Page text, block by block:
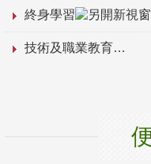
終身學習
技術及職業教育